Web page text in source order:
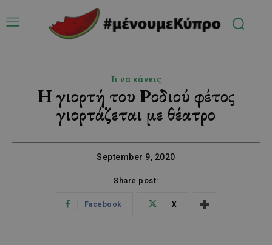
Τι να κάνεις
H γιορτή του Ροδιού φέτος
γιορτάζεται με θέατρο
September 9, 2020
Share post:
Facebook X